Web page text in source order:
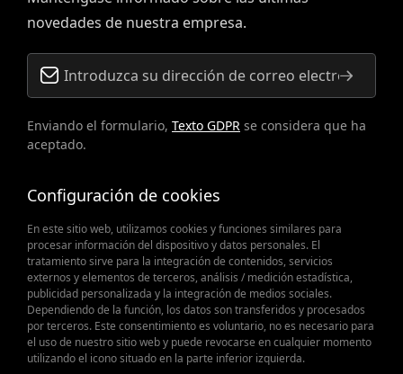
novedades de nuestra empresa.
Enviando el formulario, Texto GDPR se considera que ha
aceptado.
Cuando las piezas de recambio
importan
Configuración de cookies
En este sitio web, utilizamos cookies y funciones similares para
procesar información del dispositivo y datos personales. El
tratamiento sirve para la integración de contenidos, servicios
externos y elementos de terceros, análisis / medición estadística,
publicidad personalizada y la integración de medios sociales.
Dependiendo de la función, los datos son transferidos y procesados
por terceros. Este consentimiento es voluntario, no es necesario para
el uso de nuestro sitio web y puede revocarse en cualquier momento
utilizando el icono situado en la parte inferior izquierda.